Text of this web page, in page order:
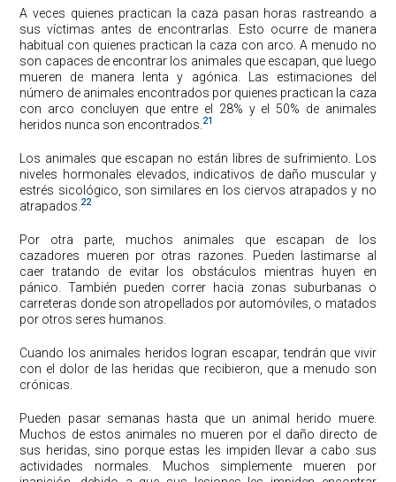
A veces quienes practican la caza pasan horas rastreando a
sus víctimas antes de encontrarlas. Esto ocurre de manera
habitual con quienes practican la caza con arco. A menudo no
son capaces de encontrar los animales que escapan, que luego
mueren de manera lenta y agónica. Las estimaciones del
número de animales encontrados por quienes practican la caza
con arco concluyen que entre el 28% y el 50% de animales
heridos nunca son encontrados. 21
Los animales que escapan no están libres de sufrimiento. Los
niveles hormonales elevados, indicativos de daño muscular y
estrés sicológico, son similares en los ciervos atrapados y no
atrapados. 22
Por otra parte, muchos animales que escapan de los
cazadores mueren por otras razones. Pueden lastimarse al
caer tratando de evitar los obstáculos mientras huyen en
pánico. También pueden correr hacia zonas suburbanas o
carreteras donde son atropellados por automóviles, o matados
por otros seres humanos.
Cuando los animales heridos logran escapar, tendrán que vivir
con el dolor de las heridas que recibieron, que a menudo son
crónicas.
Pueden pasar semanas hasta que un animal herido muere.
Muchos de estos animales no mueren por el daño directo de
sus heridas, sino porque estas les impiden llevar a cabo sus
actividades normales. Muchos simplemente mueren por